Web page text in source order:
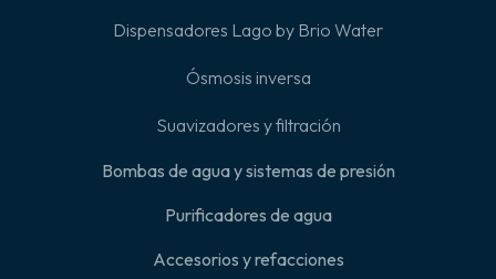
Dispensadores Lago by Brio Water
Ósmosis inversa
Suavizadores y filtración
Bombas de agua y sistemas de presión
Purificadores de agua
Accesorios y refacciones